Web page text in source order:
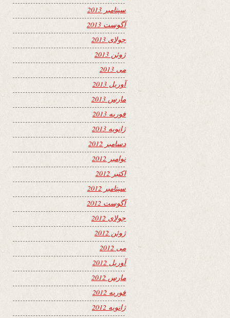
سپتامبر 2013
آگوست 2013
جولای 2013
ژوئن 2013
می 2013
آوریل 2013
مارس 2013
فوریه 2013
ژانویه 2013
دسامبر 2012
نوامبر 2012
اکتبر 2012
سپتامبر 2012
آگوست 2012
جولای 2012
ژوئن 2012
می 2012
آوریل 2012
مارس 2012
فوریه 2012
ژانویه 2012